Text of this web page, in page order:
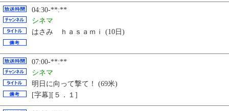
04:30-**:**
シネマ
はさみ ｈａｓａｍｉ (10日)
07:00-**:**
シネマ
明日に向って撃て！ (69米)
[字幕][５．１]